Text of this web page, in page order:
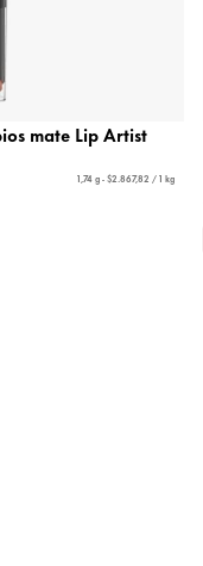
mate Lip Artist
1,74 g - $2.867,82 / 1 kg